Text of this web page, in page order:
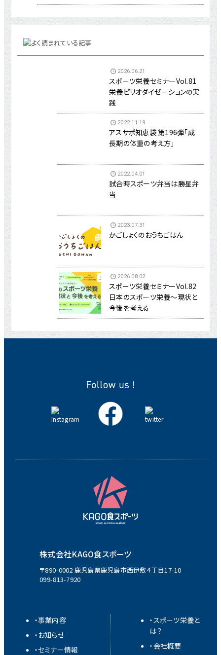
2026.06.21
スポーツ栄養セミナーVol.81
栄養ピリオダイゼーションの実
践
2022.11.19
アスサポ知恵袋 第196弾「成
長期の体重の考え方」
2022.04.01
試合時スポーツ弁当は勝星弁
当
2023.07.31
かごしょくのおうちごはん
2026.08.02
スポーツ栄養セミナーVol.82
日本のスポーツ栄養～現状と
今後を考える
株式会社KAGO食スポーツ
〒890-0002 鹿児島県鹿児島市西伊敷４丁目17-10
099-813-7920
・事業内容
・お知らせ
・セミナー情報
・スポーツ栄養と
は？
・会社概要